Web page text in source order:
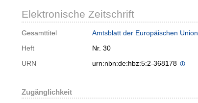
Elektronische Zeitschrift
Gesamttitel
Amtsblatt der Europäischen Union
Heft
Nr. 30
URN
urn:nbn:de:hbz:5:2-368178
Zugänglichkeit